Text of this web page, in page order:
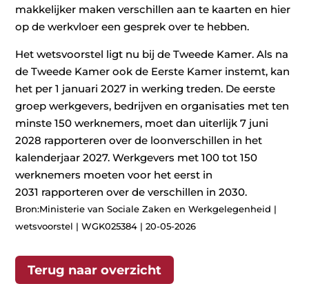
makkelijker maken verschillen aan te kaarten en hier
op de werkvloer een gesprek over te hebben.
Het wetsvoorstel ligt nu bij de Tweede Kamer. Als na
de Tweede Kamer ook de Eerste Kamer instemt, kan
het per 1 januari 2027 in werking treden. De eerste
groep werkgevers, bedrijven en organisaties met ten
minste 150 werknemers, moet dan uiterlijk 7 juni
2028 rapporteren over de loonverschillen in het
kalenderjaar 2027. Werkgevers met 100 tot 150
werknemers moeten voor het eerst in
2031 rapporteren over de verschillen in 2030.
Bron:Ministerie van Sociale Zaken en Werkgelegenheid |
wetsvoorstel | WGK025384 | 20-05-2026
Terug naar overzicht